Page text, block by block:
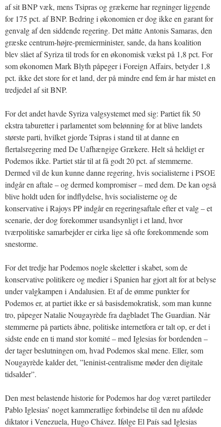
af sit BNP væk, mens Tsipras og grækerne har regninger liggende
for 175 pct. af BNP. Bedring i økonomien er dog ikke en garant for
genvalg af den siddende regering. Det måtte Antonis Samaras, den
græske centrum-højre-premierminister, sande, da hans koalition
blev slået af Syriza til trods for en økonomisk vækst på 1,8 pct. For
som økonomen Mark Blyth påpeger i Foreign Affairs, betyder 1,8
pct. ikke det store for et land, der på mindre end fem år har mistet en
tredjedel af sit BNP.
For det andet havde Syriza valgsystemet med sig: Partiet fik 50
ekstra taburetter i parlamentet som belønning for at blive landets
største parti, hvilket gjorde Tsipras i stand til at danne en
flertalsregering med De Uafhængige Grækere. Helt så heldigt er
Podemos ikke. Partiet står til at få godt 20 pct. af stemmerne.
Dermed vil de kun kunne danne regering, hvis socialisterne i PSOE
indgår en aftale – og dermed kompromiser – med dem. De kan også
blive holdt uden for indflydelse, hvis socialisterne og de
konservative i Rajoys PP indgår en regeringsaftale efter et valg – et
scenarie, der dog forekommer usandsynligt i et land, hvor
tværpolitiske samarbejder er cirka lige så ofte forekommende som
snestorme.
For det tredje har Podemos nogle skeletter i skabet, som de
konservative politikere og medier i Spanien har gjort alt for at belyse
under valgkampen i Andalusien. Et af de ømme punkter for
Podemos er, at partiet ikke er så basisdemokratisk, som man kunne
tro, påpeger Natalie Nougayrède fra dagbladet The Guardian. Når
stemmerne på partiets åbne, politiske internetfora er talt op, er det i
sidste ende en ti mand stor komité – med Iglesias for bordenden –
der tager beslutningen om, hvad Podemos skal mene. Eller, som
Nougayrède kalder det, ”leninist-centralisme møder den digitale
tidsalder”.
Den mest belastende historie for Podemos har dog været partileder
Pablo Iglesias’ noget kammeratlige forbindelse til den nu afdøde
diktator i Venezuela, Hugo Chávez. Ifølge El País sad Iglesias